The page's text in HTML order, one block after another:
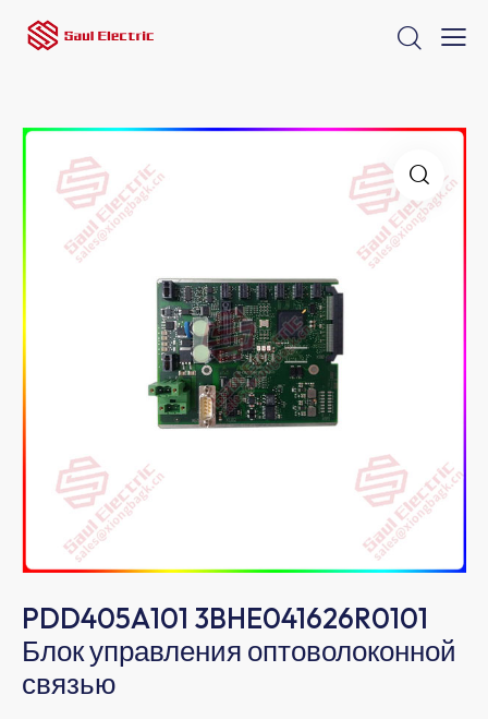
PDD405A101 3BHE041626R0101
Блок управления оптоволоконной
связью